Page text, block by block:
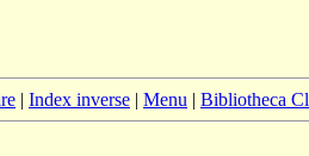
| Index inverse | Menu | Bibliotheca